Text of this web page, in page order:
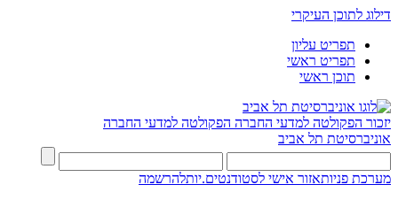
דילוג לתוכן העיקרי
תפריט עליון
תפריט ראשי
תוכן ראשי
יזכור הפקולטה למדעי החברה הפקולטה למדעי החברה
אוניברסיטת תל אביב
מערכת פניותאזור אישי לסטודנטים.יותלהרשמה